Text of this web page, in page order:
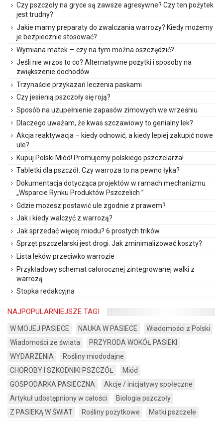
Czy pszczoły na gryce są zawsze agresywne? Czy ten pożytek
jest trudny?
Jakie mamy preparaty do zwalczania warrozy? Kiedy możemy
je bezpiecznie stosować?
Wymiana matek — czy na tym można oszczędzić?
Jeśli nie wrzos to co? Alternatywne pożytki i sposoby na
zwiększenie dochodów
Trzynaście przykazań leczenia paskami
Czy jesienią pszczoły się roją?
Sposób na uzupełnienie zapasów zimowych we wrześniu
Dlaczego uważam, że kwas szczawiowy to genialny lek?
Akcja reaktywacja – kiedy odnowić, a kiedy lepiej zakupić nowe
ule?
Kupuj Polski Miód! Promujemy polskiego pszczelarza!
Tabletki dla pszczół. Czy warroza to na pewno łyka?
Dokumentacja dotycząca projektów w ramach mechanizmu
„Wsparcie Rynku Produktów Pszczelich ”
Gdzie możesz postawić ule zgodnie z prawem?
Jak i kiedy walczyć z warrozą?
Jak sprzedać więcej miodu? 6 prostych trików
Sprzęt pszczelarski jest drogi. Jak zminimalizować koszty?
Lista leków przeciwko warrozie
Przykładowy schemat całorocznej zintegrowanej walki z
warrozą
Stopka redakcyjna
NAJPOPULARNIEJSZE TAGI
W MOJEJ PASIECE NAUKA W PASIECE
Wiadomości z Polski
Wiadomości ze świata
PRZYRODA WOKÓŁ PASIEKI
WYDARZENIA
Rośliny miododajne
CHOROBY I SZKODNIKI PSZCZÓŁ
Miód
GOSPODARKA PASIECZNA
Akcje / inicjatywy społeczne
Artykuł udostępniony w całości
Biologia pszczoły
Z PASIEKĄ W ŚWIAT
Rośliny pożytkowe
Matki pszczele